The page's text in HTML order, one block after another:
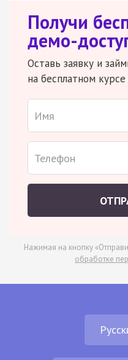
Получи
демо-
Оставь заявку и
на бесплатном
Нажимая на кнопку
обработке